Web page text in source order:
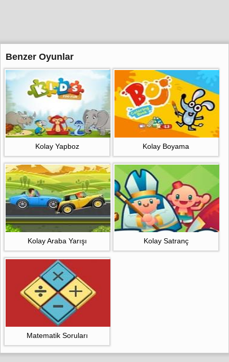
Benzer Oyunlar
Kolay Yapboz Kolay Boyama
Kolay Araba Yarışı Kolay Satranç
Matematik Soruları